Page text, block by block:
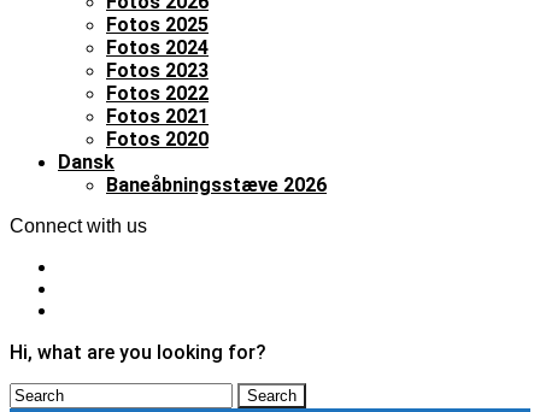
Fotos 2025
Fotos 2024
Fotos 2023
Fotos 2022
Fotos 2021
Fotos 2020
Dansk
Baneåbningsstæve 2026
Connect with us
Hi, what are you looking for?